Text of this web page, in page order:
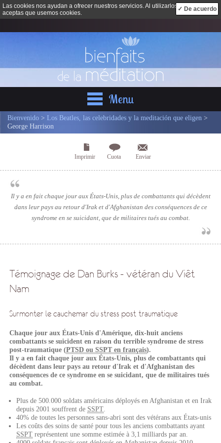
Las cookies nos ayudan a ofrecer nuestros servicios. Al utilizarlos,
aceptas que usemos cookies.
✓ De acuerdo
Menu
Bienvenido > Los Beatles, las celebridades y la meditación que eligen >
George Harrison
Imprimir Cuota Enviar
Il y a en fait chaque jour aux États-Unis, plus de combattants qui décèdent
dans leur pays au retour d'Irak et d'Afghanistan des conséquences de ce
syndrome en se suicidant, que de militaires tués au combat.
Témoignage de Dan Burks - vétéran du Viêt
Nam
Surmonter le cauchemar du stress post-traumatique
Chaque jour aux États-Unis d'Amérique, dix-huit anciens
combattants se suicident en raison du terrible syndrome de stress
post-traumatique (PTSD ou SSPT en français).
Il y a en fait chaque jour aux États-Unis, plus de combattants qui
décèdent dans leur pays au retour d'Irak et d'Afghanistan des
conséquences de ce syndrome en se suicidant, que de militaires tués
au combat.
Plus de 500.000 soldats américains déployés en Afghanistan et en Irak
depuis 2001 souffrent de SSPT.
40% de toutes les personnes sans-abri sont des vétérans aux États-unis
Les coûts des soins de santé pour tous les anciens combattants ayant
SSPT représentent une somme estimée à 3,1 milliards par an.